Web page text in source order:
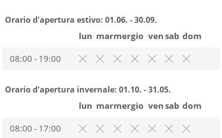
Orario d'apertura estivo: 01.06. - 30.09.
lun marmergio vensab dom
08:00 - 19:00
Orario d'apertura invernale: 01.10. - 31.05.
lun marmergio vensab dom
08:00 - 17:00